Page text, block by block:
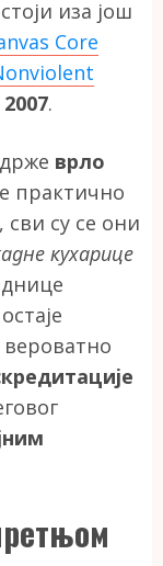
иза још
Core
.
врло
практично
, сви су се они
кухарице